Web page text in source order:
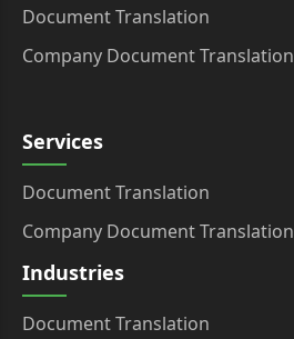
Document Translation
Company Document Translation
Services
Document Translation
Company Document Translation
Industries
Document Translation